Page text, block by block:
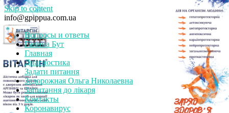
Skip to content
info@gpippua.com.ua
Вопросы и ответы
Галина Бут
Главная
Диагностика
Задати питання
Задорожная Ольга Николаевна
Запитання до лікаря
Контакты
Коронавирус